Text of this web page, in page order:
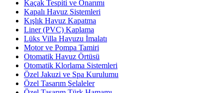
Kaçak Tespiti ve Onarımı
Kapalı Havuz Sistemleri
Kışlık Havuz Kapatma
Liner (PVC) Kaplama
Lüks Villa Havuzu İmalatı
Motor ve Pompa Tamiri
Otomatik Havuz Örtüsü
Otomatik Klorlama Sistemleri
Özel Jakuzi ve Spa Kurulumu
Özel Tasarım Şelaleler